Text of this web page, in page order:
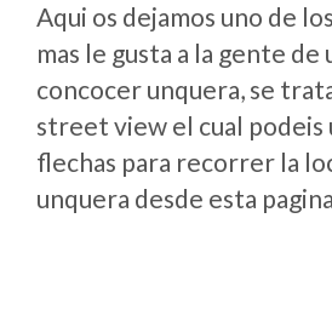
Aqui os dejamos uno de
mas le gusta a la gente de
concocer unquera, se
street view el cual podeis
flechas para recorrer la
unquera desde esta